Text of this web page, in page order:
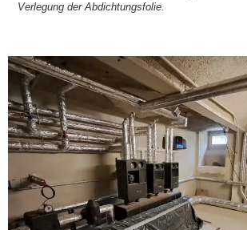
Ver­le­gung der Abdich­tungs­fo­lie.